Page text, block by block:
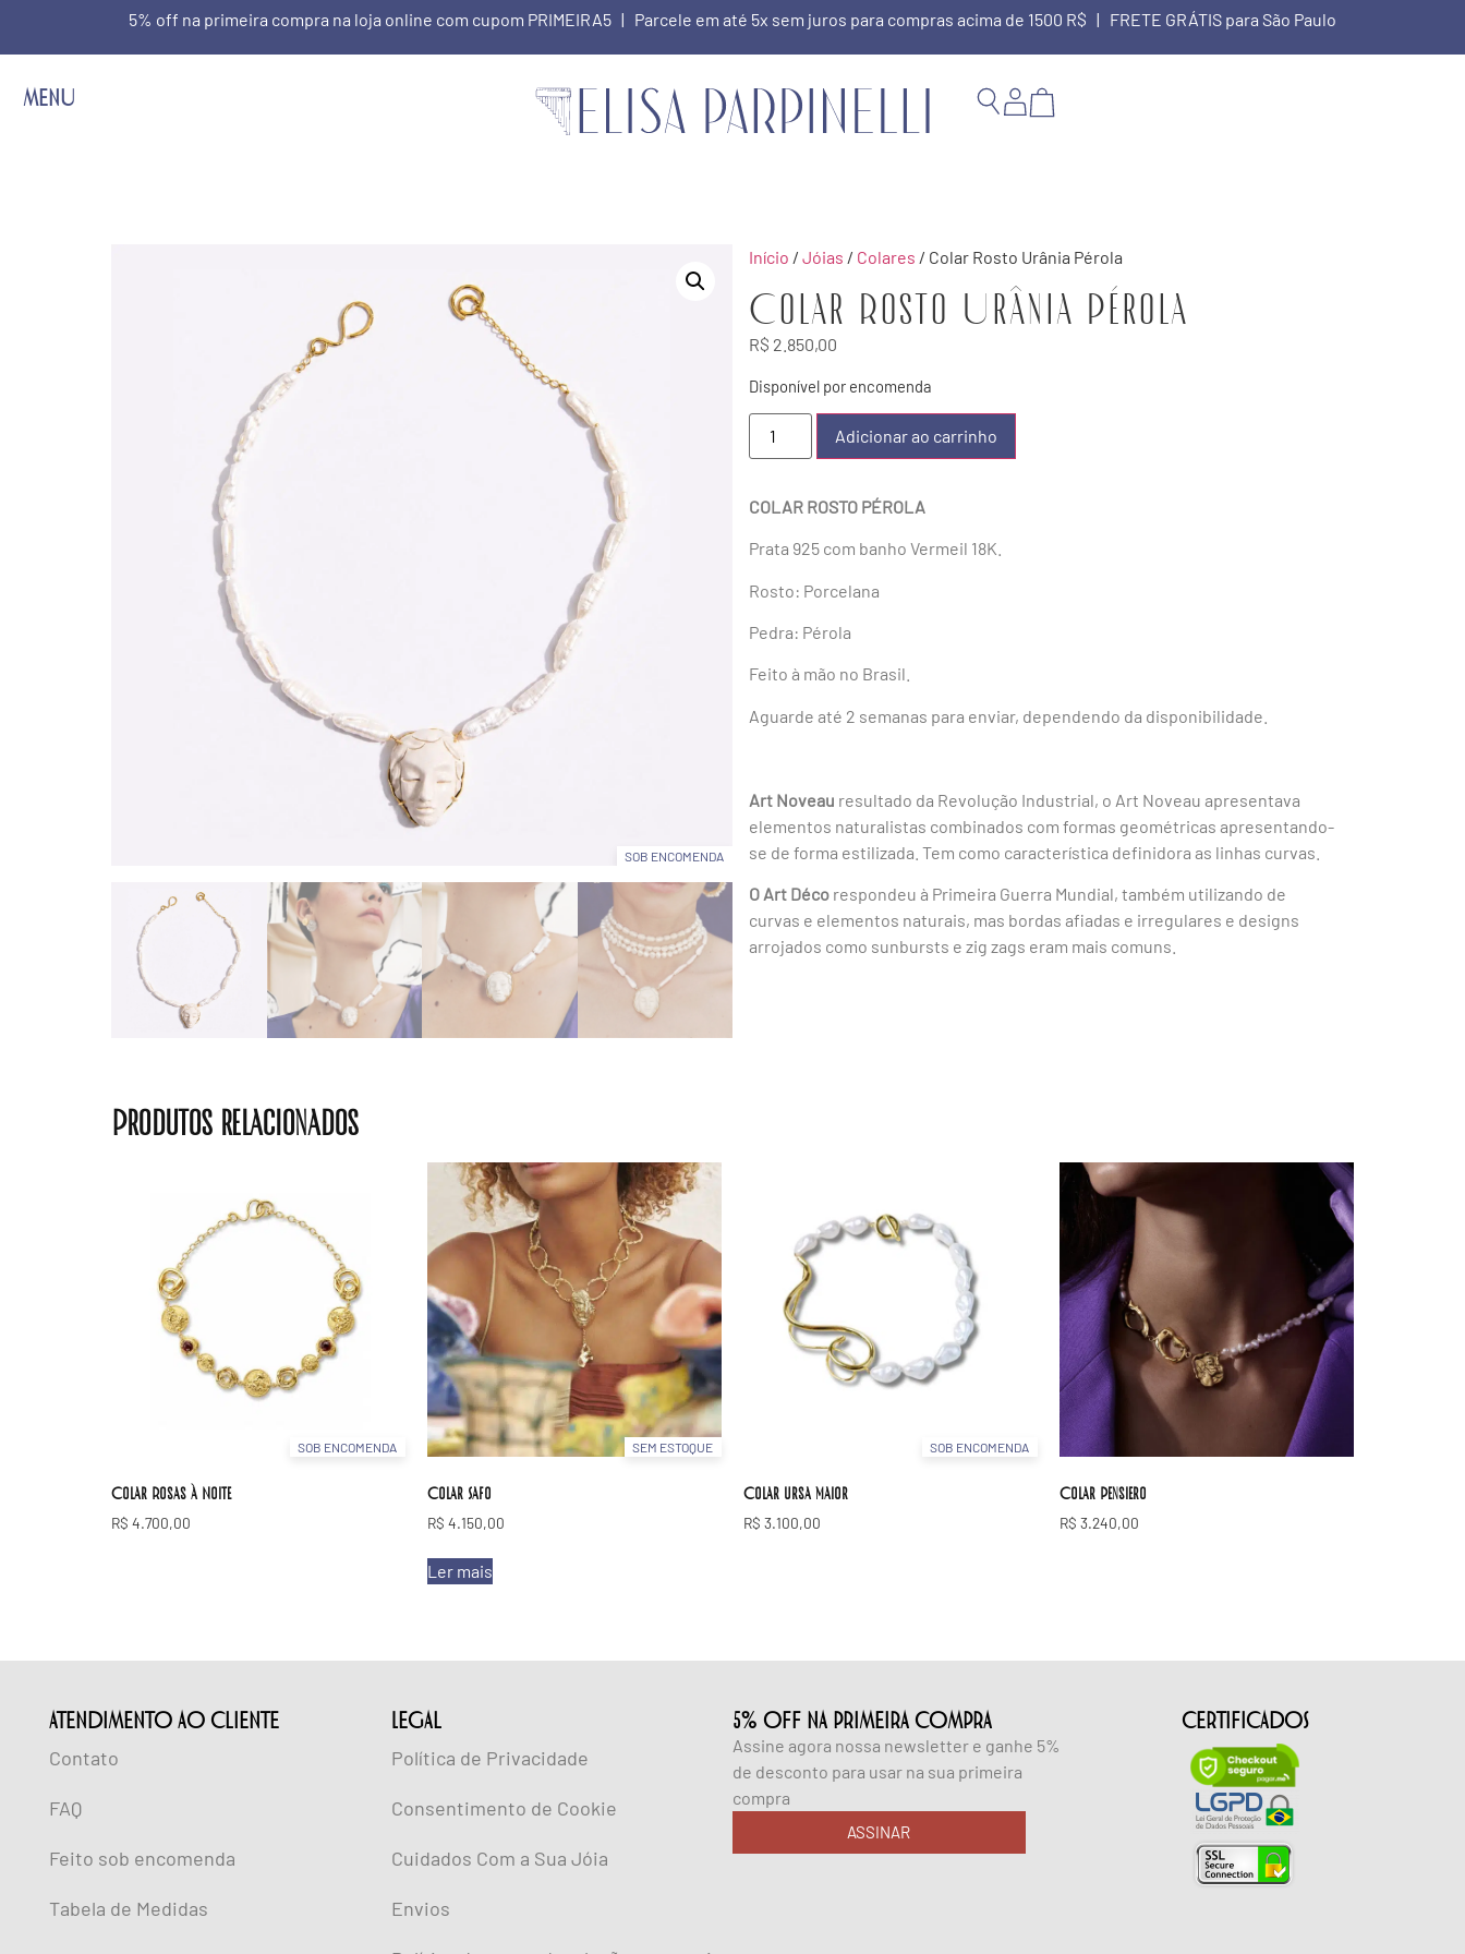
5% off na primeira compra na loja online com cupom PRIMEIRA5 | Parcele em até 5x sem juros para compras acima de 1500 R$ | FRETE GRÁTIS para São Paulo
MENU
SOB ENCOMENDA
Início / Jóias / Colares / Colar Rosto Urânia Pérola
Colar Rosto Urânia Pérola
R$ 2.850,00
Disponível por encomenda
Adicionar ao carrinho
COLAR ROSTO PÉROLA
Prata 925 com banho Vermeil 18K.
Rosto: Porcelana
Pedra: Pérola
Feito à mão no Brasil.
Aguarde até 2 semanas para enviar, dependendo da disponibilidade.
Art Noveau resultado da Revolução Industrial, o Art Noveau apresentava
elementos naturalistas combinados com formas geométricas apresentando-
se de forma estilizada. Tem como característica definidora as linhas curvas.
O Art Déco respondeu à Primeira Guerra Mundial, também utilizando de
curvas e elementos naturais, mas bordas afiadas e irregulares e designs
arrojados como sunbursts e zig zags eram mais comuns.
Produtos relacionados
SOB ENCOMENDA
Colar Rosas à Noite
R$ 4.700,00
SEM ESTOQUE
Colar Safo
R$ 4.150,00
Ler mais
SOB ENCOMENDA
Colar ursa maior
R$ 3.100,00
Colar Pensiero
R$ 3.240,00
ATENDIMENTO AO CLIENTE
Contato
FAQ
Feito sob encomenda
Tabela de Medidas
lEGAL
Política de Privacidade
Consentimento de Cookie
Cuidados Com a Sua Jóia
Envios
5% OFF NA PRIMEIRA COMPRA
Assine agora nossa newsletter e ganhe 5%
de desconto para usar na sua primeira
compra
ASSINAR
CERTIFICADOS